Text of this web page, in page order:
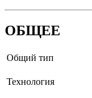
ОБЩЕЕ
Общий тип
Технология